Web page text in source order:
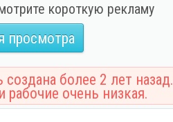
короткую рекламу
просмотра
более 2 лет назад.
очень низкая.